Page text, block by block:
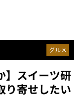
グルメ
】スイーツ研
り寄せしたい